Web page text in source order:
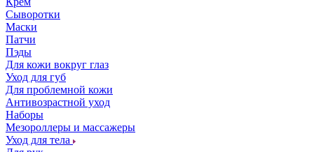
Сыворотки
Маски
Патчи
Пэды
Для кожи вокруг глаз
Уход для губ
Для проблемной кожи
Антивозрастной уход
Наборы
Мезороллеры и массажеры
Уход для тела